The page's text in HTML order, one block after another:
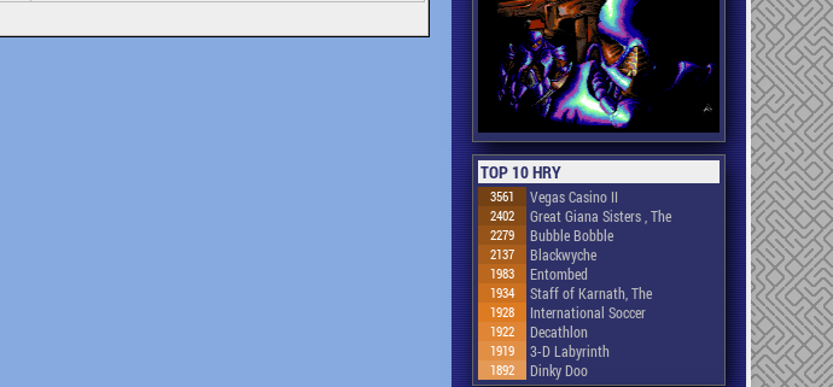
TOP 10 HRY
3561 Vegas Casino II
2402 Great Giana Sisters , The
2279 Bubble Bobble
2137 Blackwyche
1983 Entombed
1934 Staff of Karnath, The
1928 International Soccer
1922 Decathlon
1919 3-D Labyrinth
1892 Dinky Doo